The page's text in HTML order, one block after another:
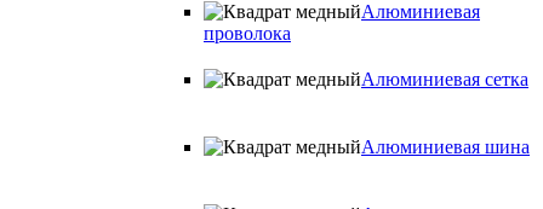
Алюминиевая
проволока
Алюминиевая сетка
Алюминиевая шина